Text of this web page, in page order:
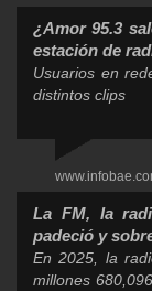
¿Amor 95.3
estación de
Usuarios en
distintos clips
La FM, la
padeció y
En 2025, la
millones